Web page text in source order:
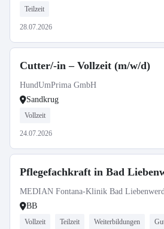
Teilzeit
28.07.2026
Cutter/-in – Vollzeit (m/w/d)
HundUmPrima GmbH
Sandkrug
Vollzeit
24.07.2026
Pflegefachkraft in Bad
MEDIAN Fontana-Klinik Bad
BB
Vollzeit Teilzeit Weiterbildungen